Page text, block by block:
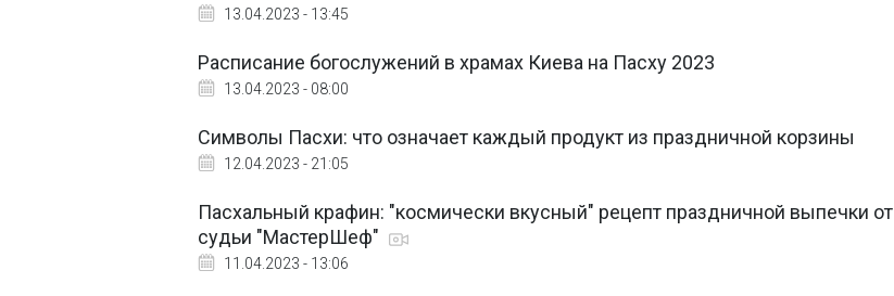
13.04.2023 - 13:45
Расписание богослужений в храмах Киева на Пасху 2023
13.04.2023 - 08:00
Символы Пасхи: что означает каждый продукт из праздничной корзины
12.04.2023 - 21:05
Пасхальный крафин: "космически вкусный" рецепт праздничной выпечки от
судьи "МастерШеф"
11.04.2023 - 13:06